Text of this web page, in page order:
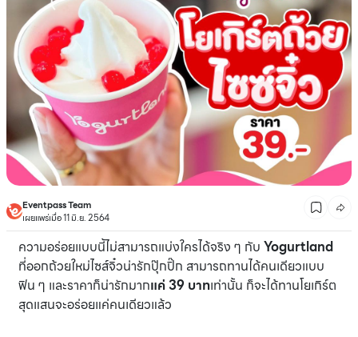
Eventpass Team
เผยแพร่เมื่อ 11 มิ.ย. 2564
ความอร่อยแบบนี้ไม่สามารถแบ่งใครได้จริง ๆ กับ Yogurtland
ที่ออกถ้วยใหม่ไซส์จิ๋วน่ารักปุ๊กปิ๊ก สามารถทานได้คนเดียวแบบ
ฟิน ๆ และราคาก็น่ารักมากแค่ 39 บาทเท่านั้น ก็จะได้ทานโยเกิร์ต
สุดแสนจะอร่อยแค่คนเดียวแล้ว